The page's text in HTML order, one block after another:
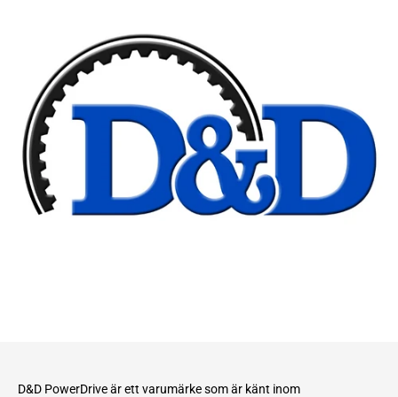
D&D PowerDrive är ett varumärke som är känt inom